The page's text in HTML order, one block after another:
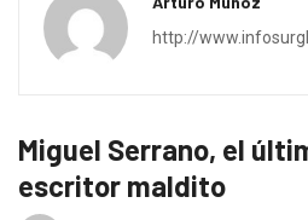
http://
Miguel Serrano, el
escritor maldito